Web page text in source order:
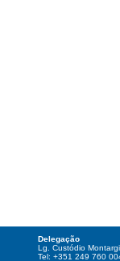
Delegação
Lg. Custódio
Tel: +351 249 760